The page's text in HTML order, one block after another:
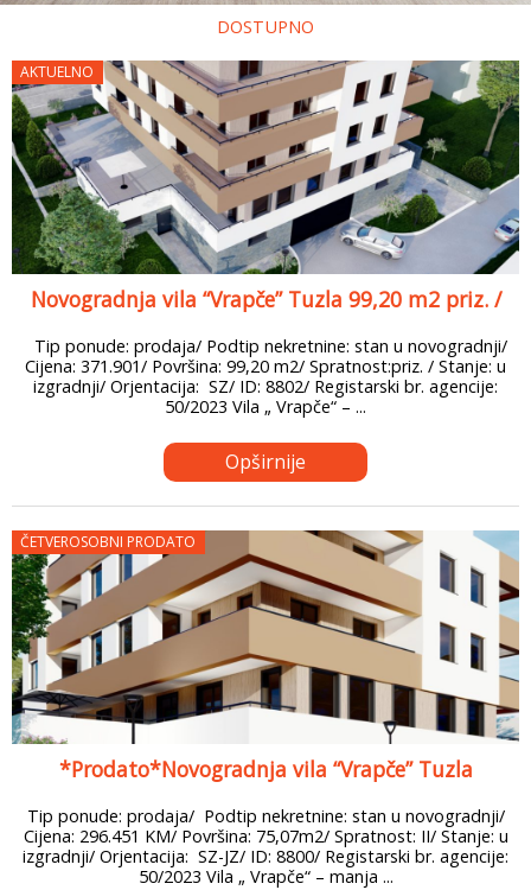
DOSTUPNO
AKTUELNO
Novogradnja vila “Vrapče” Tuzla 99,20 m2 priz. /
Tip ponude: prodaja/ Podtip nekretnine: stan u novogradnji/
Cijena: 371.901/ Površina: 99,20 m2/ Spratnost:priz. / Stanje: u
izgradnji/ Orjentacija: SZ/ ID: 8802/ Registarski br. agencije:
50/2023 Vila „ Vrapče“ – ...
Opširnije
ČETVEROSOBNI PRODATO
*Prodato*Novogradnja vila “Vrapče” Tuzla
Tip ponude: prodaja/ Podtip nekretnine: stan u novogradnji/
Cijena: 296.451 KM/ Površina: 75,07m2/ Spratnost: II/ Stanje: u
izgradnji/ Orjentacija: SZ-JZ/ ID: 8800/ Registarski br. agencije:
50/2023 Vila „ Vrapče“ – manja ...